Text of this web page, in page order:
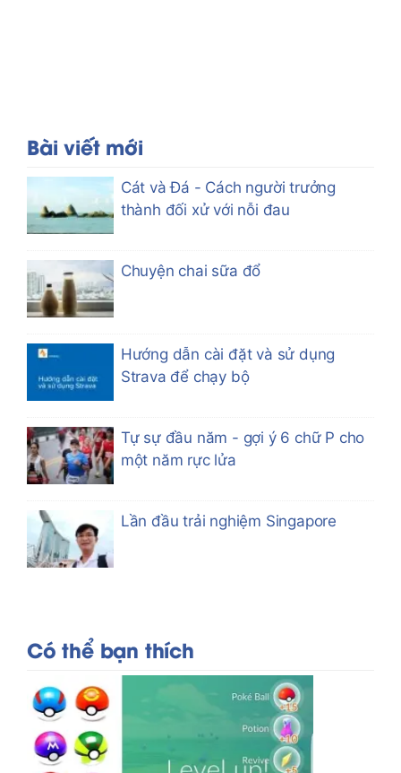
Bài viết mới
Cát và Đá - Cách người trưởng
thành đối xử với nỗi đau
Chuyện chai sữa đổ
Hướng dẫn cài đặt và sử dụng
Strava để chạy bộ
Tự sự đầu năm - gợi ý 6 chữ P cho
một năm rực lửa
Lần đầu trải nghiệm Singapore
Có thể bạn thích